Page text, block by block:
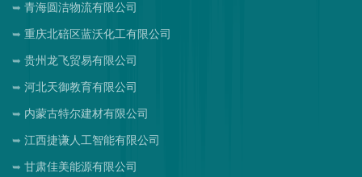
青海圆洁物流有限公司
重庆北碚区蓝沃化工有限公司
贵州龙飞贸易有限公司
河北天御教育有限公司
内蒙古特尔建材有限公司
江西捷谦人工智能有限公司
甘肃佳美能源有限公司